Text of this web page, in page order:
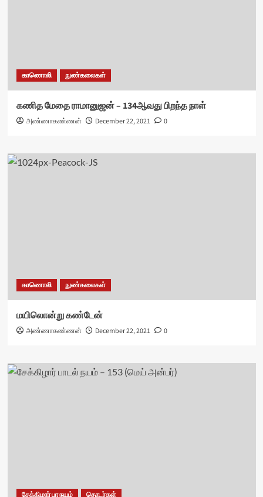
காணொலி நுண்கலைகள்
கணித மேதை ராமானுஜன் – 134ஆவது பிறந்த நாள்
அண்ணாகண்ணன் December 22, 2021 0
காணொலி நுண்கலைகள்
மயிலொன்று கண்டேன்
அண்ணாகண்ணன் December 22, 2021 0
சேக்கிழார் பா நயம் தொடர்கள்